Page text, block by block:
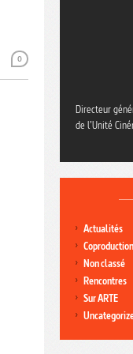
0
Directeur
de l’Unité
Actualités
Non classé
Rencontres
Sur ARTE